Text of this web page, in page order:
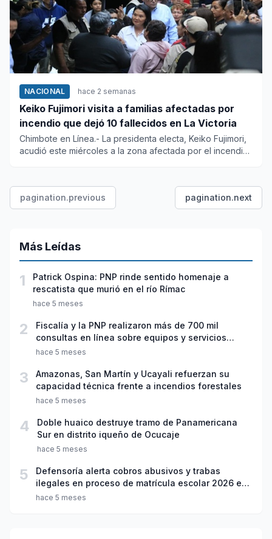
NACIONAL hace 2 semanas
Keiko Fujimori visita a familias afectadas por
incendio que dejó 10 fallecidos en La Victoria
Chimbote en Línea.- La presidenta electa, Keiko Fujimori,
acudió este miércoles a la zona afectada por el incendio
pagination.previous pagination.next
Más Leídas
1
Patrick Ospina: PNP rinde sentido homenaje a
rescatista que murió en el río Rímac
hace 5 meses
2
Fiscalía y la PNP realizaron más de 700 mil
consultas en línea sobre equipos y servicios
móviles vinculados a delitos
hace 5 meses
3
Amazonas, San Martín y Ucayali refuerzan su
capacidad técnica frente a incendios forestales
hace 5 meses
4
Doble huaico destruye tramo de Panamericana
Sur en distrito iqueño de Ocucaje
hace 5 meses
5
Defensoría alerta cobros abusivos y trabas
ilegales en proceso de matrícula escolar 2026 en
colegios públicos
hace 5 meses